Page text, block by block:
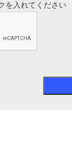
を入れてください